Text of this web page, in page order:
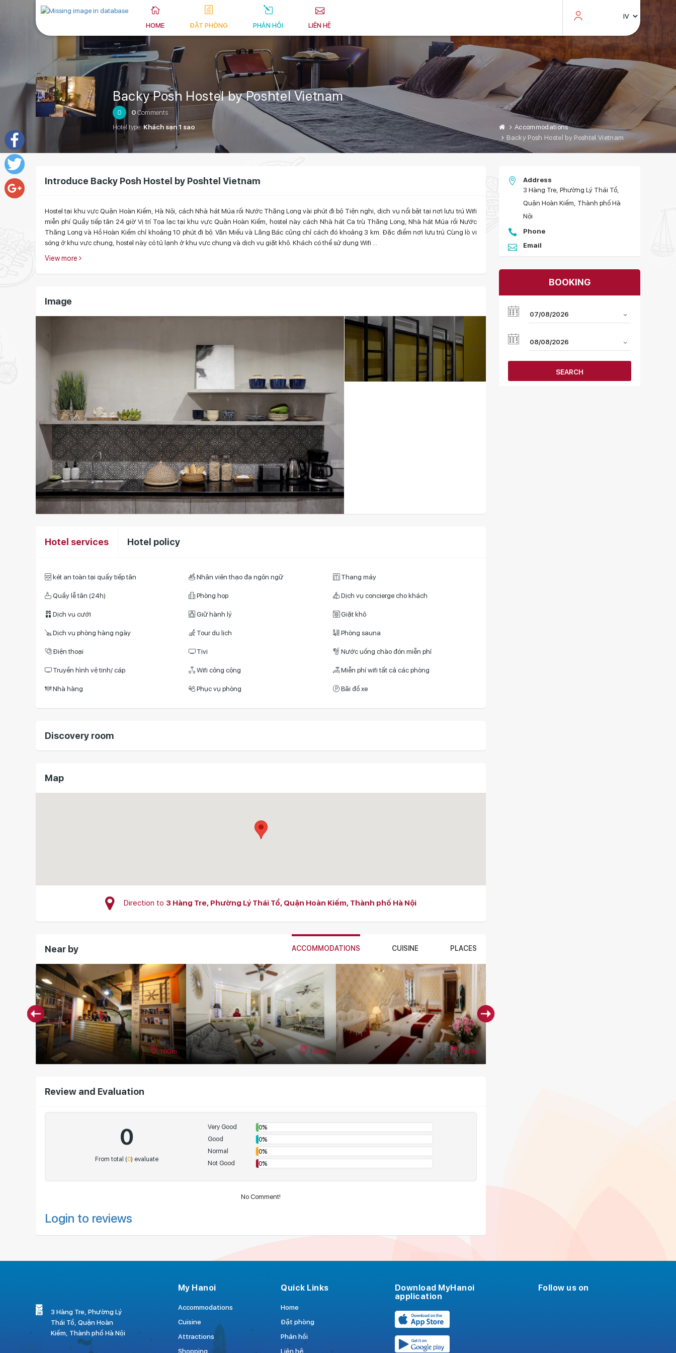
Facebook
Twitter
HOME ĐẶT PHÒNG PHẢN HỒI LIÊN HỆ
Backy Posh Hostel by Poshtel Vietnam
0 0Comments
Hotel type:Khách sạn 1 sao
Accommodations
Backy Posh Hostel by Poshtel Vietnam
Introduce Backy Posh Hostel by Poshtel Vietnam
Hostel tại khu vực Quận Hoàn Kiếm, Hà Nội, cách Nhà hát Múa rối Nước Thăng Long vài phút đi bộ Tiện nghi, dịch vụ nổi bật tại nơi lưu trú Wifi
miễn phí Quầy tiếp tân 24 giờ Vị trí Tọa lạc tại khu vực Quận Hoàn Kiếm, hostel này cách Nhà hát Ca trù Thăng Long, Nhà hát Múa rối Nước
Thăng Long và Hồ Hoàn Kiếm chỉ khoảng 10 phút đi bộ. Văn Miếu và Lăng Bác cũng chỉ cách đó khoảng 3 km. Đặc điểm nơi lưu trú Cùng lò vi
sóng ở khu vực chung, hostel này có tủ lạnh ở khu vực chung và dịch vụ giặt khô. Khách có thể sử dụng Wifi ...
View more
Image
Hotel services Hotel policy
két an toàn tại quấy tiếp tân Nhân viên thạo đa ngôn ngữ Thang máy
Quầy lễ tân (24h) Phòng họp Dịch vụ concierge cho khách
Dịch vụ cưới Giữ hành lý Giặt khô
Dịch vụ phòng hàng ngày Tour du lịch Phòng sauna
Điện thoại Tivi Nước uống chào đón miễn phí
Truyền hình vệ tinh/ cáp Wifi công cộng Miễn phí wifi tất cả các phòng
Nhà hàng Phục vụ phòng Bãi đổ xe
Discovery room
Map
Direction to 3 Hàng Tre, Phường Lý Thái Tổ, Quận Hoàn Kiếm, Thành phố Hà Nội
Near by ACCOMMODATIONS CUISINE PLACES
160m 160m 180m
Review and Evaluation
0
From total (0) evaluate
Very Good
0%
Good
0%
Normal
0%
Not Good
0%
No Comment!
Login to reviews
Address
3 Hàng Tre, Phường Lý Thái Tổ,
Quận Hoàn Kiếm, Thành phố Hà
Nội
Phone
Email
BOOKING
SEARCH
3 Hàng Tre, Phường Lý
Thái Tổ, Quận Hoàn
Kiếm, Thành phố Hà Nội
My Hanoi
Accommodations
Cuisine
Attractions
Shopping
Quick Links
Home
Đặt phòng
Phản hồi
Liên hệ
Download MyHanoi
application
Follow us on